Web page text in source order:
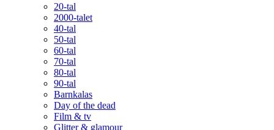
20-tal
2000-talet
40-tal
50-tal
60-tal
70-tal
80-tal
90-tal
Barnkalas
Day of the dead
Film & tv
Glitter & glamour